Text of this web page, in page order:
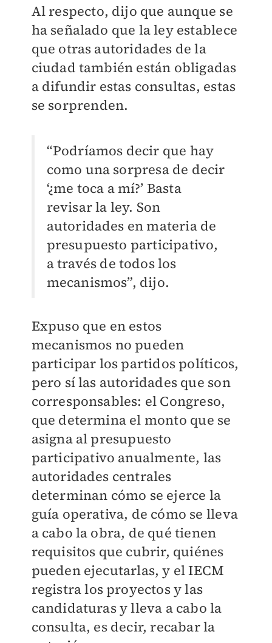
Al respecto, dijo que aunque se
ha señalado que la ley establece
que otras autoridades de la
ciudad también están obligadas
a difundir estas consultas, estas
se sorprenden.
“Podríamos decir que hay
como una sorpresa de decir
‘¿me toca a mí?’ Basta
revisar la ley. Son
autoridades en materia de
presupuesto participativo,
a través de todos los
mecanismos”, dijo.
Expuso que en estos
mecanismos no pueden
participar los partidos políticos,
pero sí las autoridades que son
corresponsables: el Congreso,
que determina el monto que se
asigna al presupuesto
participativo anualmente, las
autoridades centrales
determinan cómo se ejerce la
guía operativa, de cómo se lleva
a cabo la obra, de qué tienen
requisitos que cubrir, quiénes
pueden ejecutarlas, y el IECM
registra los proyectos y las
candidaturas y lleva a cabo la
consulta, es decir, recabar la